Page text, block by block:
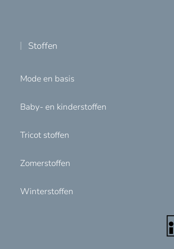
Stoffen
Mode en basis
Baby- en kinderstoffen
Tricot stoffen
Zomerstoffen
Winterstoffen